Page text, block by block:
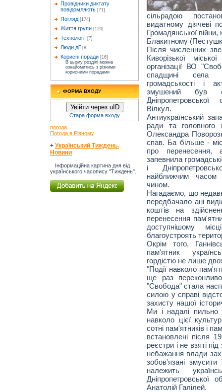
Провідники диктату
повідомляють [71]
Погляд [174]
Життя групи [120]
Технології [7]
Люди дії [8]
Корисні поради [16]
В цьому розділі можна
ознайомитись з різними
корисними порадами
ФОРМА ВХОДУ
Увійти через uID
Стара форма входу
погода
Погода в Рівному
+ Український Тиждень.
Новини
Інформаційна картина дня від
українського часопису "Тиждень".
сільрадою
видатному діячеві
Громадянської війни,
Блакитному
Після численних
Киворізької
організації ВО
спадщині села
громадськості і
змушений був
Дніпропетровської
Вілкул.
Антиукраїнський
ради та головного
Олександра
спав. Ба більше -
про перенесення,
запевнила
і
найближчим часом
чином.
Нагадаємо, що
передбачало ані
коштів на
перенесення
доступнішому
благоустроять
Окрім того,
пам'ятник
гордістю не лише
"Події навколо
ще раз
"Свобода" стала
силою у справі
захисту нашої
Ми і надалі пильно
навколо цієї
сотні пам'ятників і
встановлені після
реєстри і не взяті
небажання влади
зобов'язані
належить
Дніпропетровської
Анатолій Галілей.